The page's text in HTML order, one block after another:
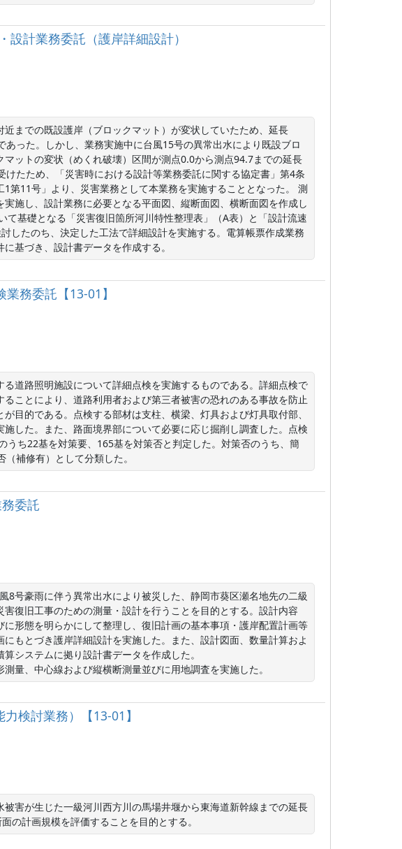
計業務委託（護岸詳細設計）
までの既設護岸（ブロックマット）が変状していたため、延長
った。しかし、業務実施中に台風15号の異常出水により既設ブロ
ットの変状（めくれ破壊）区間が測点0.0から測点94.7までの延長
たため、「災害時における設計等業務委託に関する協定書」第4条
第11号」より、災害業務として本業務を実施することとなった。 測
施し、設計業務に必要となる平面図、縦断面図、横断面図を作成し
て基礎となる「災害復旧箇所河川特性整理表」（A表）と「設計流速
したのち、決定した工法で詳細設計を実施する。電算帳票作成業務
基づき、設計書データを作成する。
務委託【13-01】
道路照明施設について詳細点検を実施するものである。詳細点検で
ことにより、道路利用者および第三者被害の恐れのある事故を防止
目的である。点検する部材は支柱、横梁、灯具および灯具取付部、
した。また、路面境界部について必要に応じ掘削し調査した。点検
うち22基を対策要、165基を対策否と判定した。対策否のうち、簡
補修有）として分類した。
委託
8号豪雨に伴う異常出水により被災した、静岡市葵区瀬名地先の二級
復旧工事のための測量・設計を行うことを目的とする。設計内容
形態を明らかにして整理し、復旧計画の基本事項・護岸配置計画等
もとづき護岸詳細設計を実施した。また、設計図面、数量計算およ
システムに拠り設計書データを作成した。
量、中心線および縦横断測量並びに用地調査を実施した。
検討業務）【13-01】
害が生じた一級河川西方川の馬場井堰から東海道新幹線までの延長
の計画規模を評価することを目的とする。